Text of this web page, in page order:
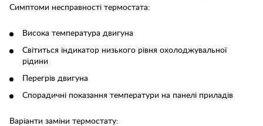
Симптоми несправності термостата:
Висока температура двигуна
Світиться індикатор низького рівня охолоджувальної
рідини
Перегрів двигуна
Спорадичні показання температури на панелі приладів
Варіанти заміни термостату: